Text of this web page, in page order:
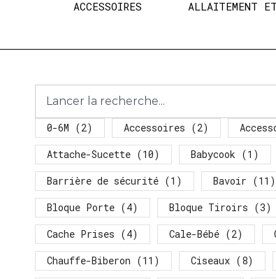
ACCESSOIRES ALLAITEMENT
0-6M (2) Accessoires (2)
Attache-Sucette (10) Babycook (1)
Barrière de sécurité (1) Bavoir (11)
Bloque Porte (4) Bloque Tiroirs (3)
Cache Prises (4) Cale-Bébé (2)
Chauffe-Biberon (11) Ciseaux (8)